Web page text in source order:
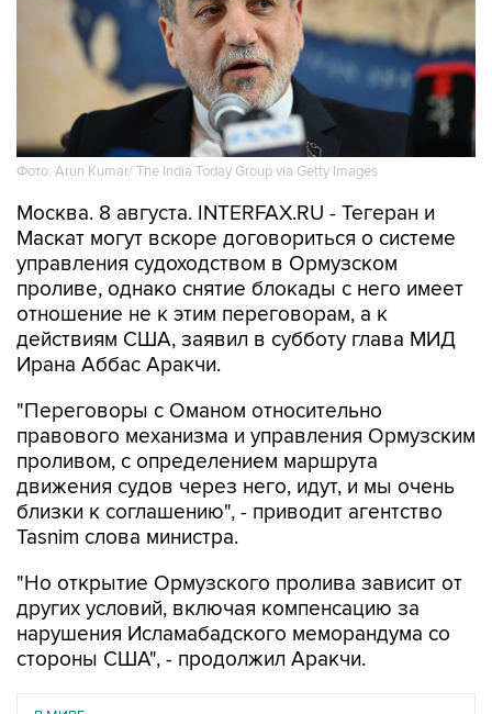
Фото: Arun Kumar/ The India Today Group via Getty Images
Москва. 8 августа. INTERFAX.RU - Тегеран и
Маскат могут вскоре договориться о системе
управления судоходством в Ормузском
проливе, однако снятие блокады с него имеет
отношение не к этим переговорам, а к
действиям США, заявил в субботу глава МИД
Ирана Аббас Аракчи.
"Переговоры с Оманом относительно
правового механизма и управления Ормузским
проливом, с определением маршрута
движения судов через него, идут, и мы очень
близки к соглашению", - приводит агентство
Tasnim слова министра.
"Но открытие Ормузского пролива зависит от
других условий, включая компенсацию за
нарушения Исламабадского меморандума со
стороны США", - продолжил Аракчи.